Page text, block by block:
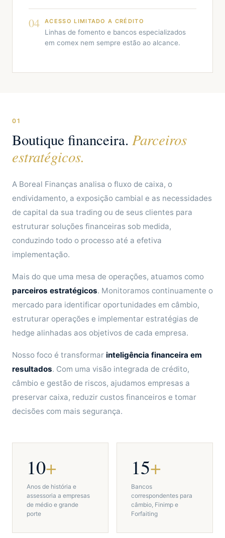
04 ACESSO LIMITADO A CRÉDITO
Linhas de fomento e bancos especializados
em comex nem sempre estão ao alcance.
01
Boutique financeira. Parceiros
estratégicos.
A Boreal Finanças analisa o fluxo de caixa, o
endividamento, a exposição cambial e as necessidades
de capital da sua trading ou de seus clientes para
estruturar soluções financeiras sob medida,
conduzindo todo o processo até a efetiva
implementação.
Mais do que uma mesa de operações, atuamos como
parceiros estratégicos. Monitoramos continuamente o
mercado para identificar oportunidades em câmbio,
estruturar operações e implementar estratégias de
hedge alinhadas aos objetivos de cada empresa.
Nosso foco é transformar inteligência financeira em
resultados. Com uma visão integrada de crédito,
câmbio e gestão de riscos, ajudamos empresas a
preservar caixa, reduzir custos financeiros e tomar
decisões com mais segurança.
10+
Anos de história e
assessoria a empresas
de médio e grande
porte
15+
Bancos
correspondentes para
câmbio, Finimp e
Forfaiting